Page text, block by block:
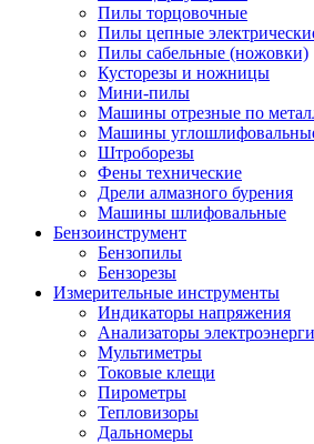
Пилы торцовочные
Пилы цепные
Пилы сабельные (ножовки)
Кусторезы и ножницы
Мини-пилы
Машины отрезные по
Машины
Штроборезы
Фены технические
Дрели алмазного бурения
Машины шлифовальные
Бензоинструмент
Бензопилы
Бензорезы
Измерительные инструменты
Индикаторы напряжения
Анализаторы
Мультиметры
Токовые клещи
Пирометры
Тепловизоры
Дальномеры